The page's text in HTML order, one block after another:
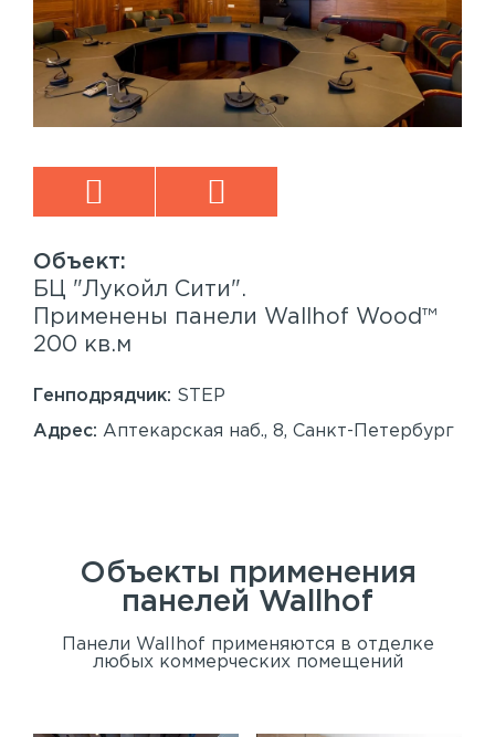
БЦ "Лукойл Сити".
Применены панели Wallhof Wood™
200 кв.м
Генподрядчик: STEP
Адрес: Аптекарская наб., 8, Санкт-Петербург
Объекты применения
панелей Wallhof
Панели Wallhof применяются в отделке
любых коммерческих помещений